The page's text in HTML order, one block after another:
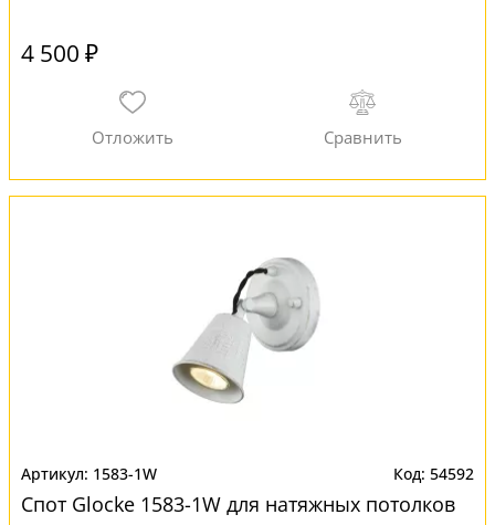
4 500 ₽
1583-1W 54592
Спот Glocke 1583-1W для натяжных потолков